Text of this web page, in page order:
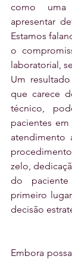
como
apresentar
Estamos
o
laboratorial,
Um
que carece
técnico,
pacientes
atendimento
zelo,
do
primeiro
decisão
Embora